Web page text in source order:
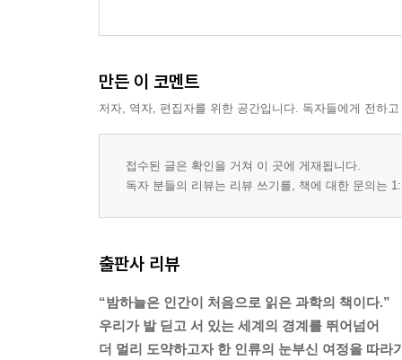
만든 이 코멘트
저자, 역자, 편집자를 위한 공간입니다. 독자들에게 전하
접수된 글은 확인을 거쳐 이 곳에 게재됩니다.
독자 분들의 리뷰는 리뷰 쓰기를, 책에 대한 문의는
출판사 리뷰
“밤하늘은 인간이 처음으로 읽은 과학의 책이다.”
우리가 발 딛고 서 있는 세계의 경계를 뛰어넘어
더 멀리 도약하고자 한 인류의 눈부신 여정을 따라